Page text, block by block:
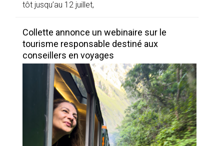
tôt jusqu’au 12 juillet,
Collette annonce un webinaire sur le
tourisme responsable destiné aux
conseillers en voyages